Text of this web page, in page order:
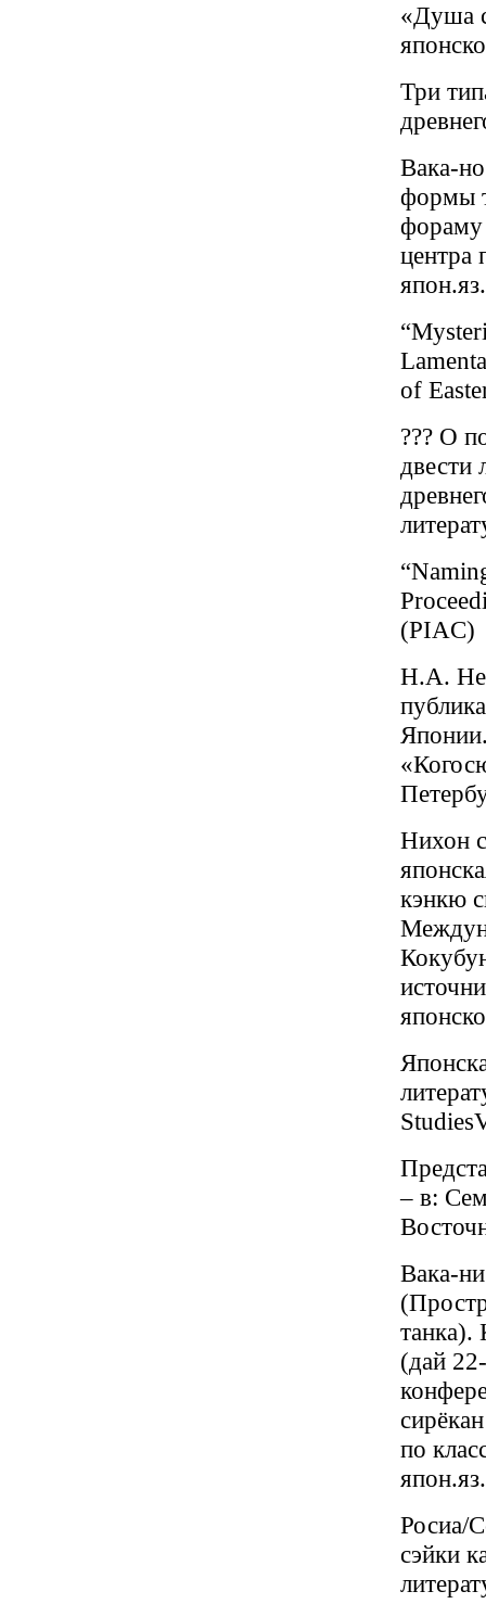
«Душа
Три
Вака-
формы
центра
of
??? О
двести
(PIAC)
Н.А.
Нихон
кэнкю
Studies
– в:
Вака-
танка).
(дай
по
Росиа/
сэйки